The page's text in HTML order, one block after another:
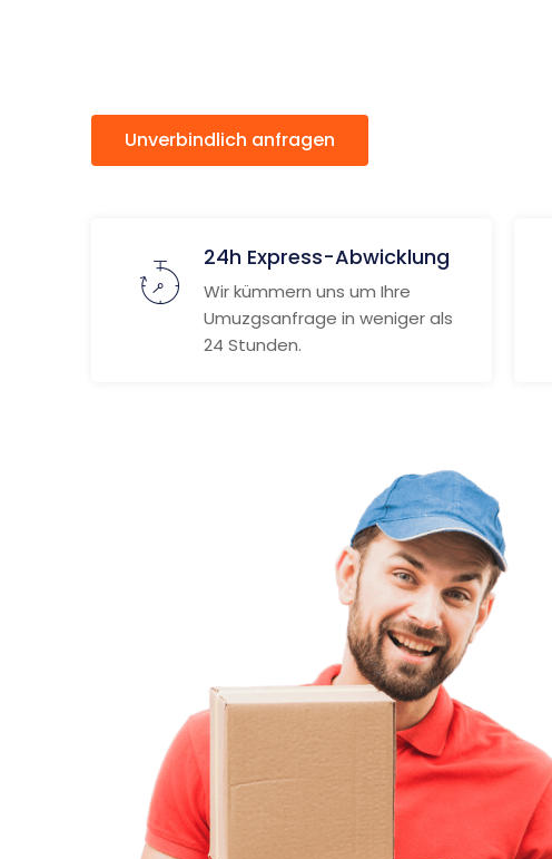
Unverbindlich anfragen
24h Express-Abwicklung
Wir kümmern uns um Ihre
Umuzgsanfrage in weniger als
24 Stunden.